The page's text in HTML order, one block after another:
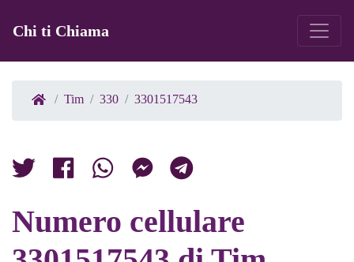
Chi ti Chiama
Tim 330 3301517543
Numero cellulare